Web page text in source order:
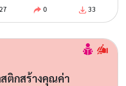
0 33
ติกสร้างคุณค่า